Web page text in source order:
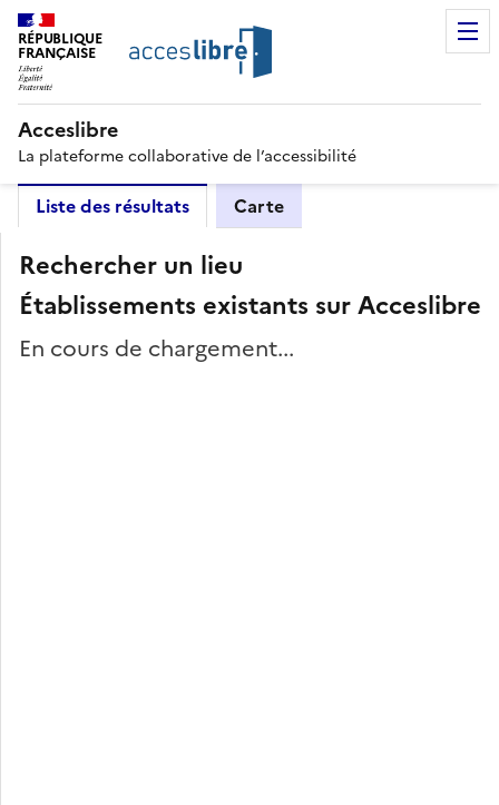
RÉPUBLIQUE
FRANÇAISE
Acceslibre
La plateforme collaborative de l’accessibilité
Liste des résultats Carte
Rechercher un lieu
Établissements existants sur Acceslibre
En cours de chargement...